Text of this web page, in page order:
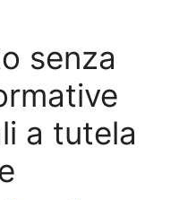
senza
a tutela